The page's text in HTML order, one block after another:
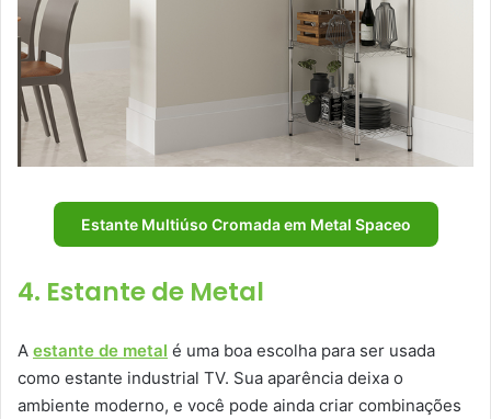
Estante Multiúso Cromada em Metal Spaceo
4. Estante de Metal
A estante de metal é uma boa escolha para ser usada
como estante industrial TV. Sua aparência deixa o
ambiente moderno, e você pode ainda criar combinações